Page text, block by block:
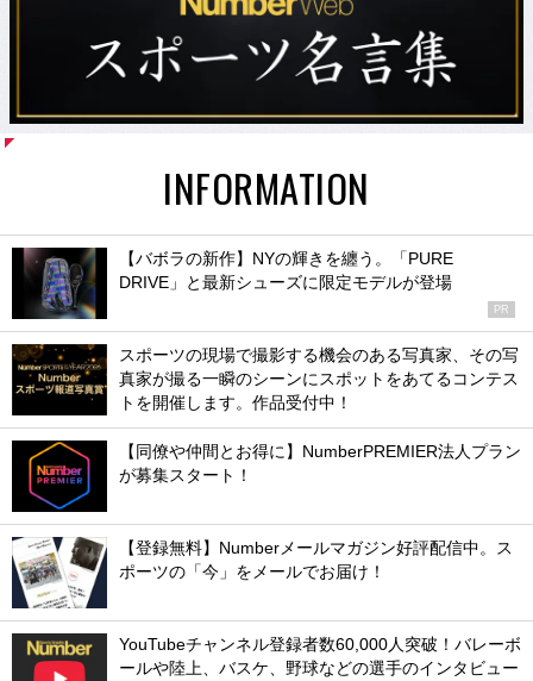
INFORMATION
【バボラの新作】NYの輝きを纏う。「PURE
DRIVE」と最新シューズに限定モデルが登場
PR
スポーツの現場で撮影する機会のある写真家、その写
真家が撮る一瞬のシーンにスポットをあてるコンテス
トを開催します。作品受付中！
【同僚や仲間とお得に】NumberPREMIER法人プラン
が募集スタート！
【登録無料】Numberメールマガジン好評配信中。ス
ポーツの「今」をメールでお届け！
YouTubeチャンネル登録者数60,000人突破！バレーボ
ールや陸上、バスケ、野球などの選手のインタビュー